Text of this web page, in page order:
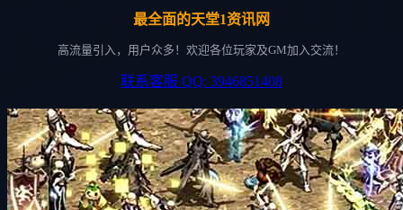
最全面的天堂1资讯网
高流量引入，用户众多！欢迎各位玩家及GM加入交流！
联系客服 QQ: 3946851408